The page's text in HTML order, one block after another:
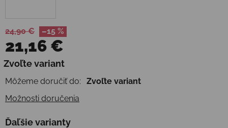
24,90 € –15 %
21,16 €
Jednotková cena:
Zvoľte variant
Môžeme doručiť do:
Zvoľte variant
Možnosti doručenia
Ďaľšie varianty